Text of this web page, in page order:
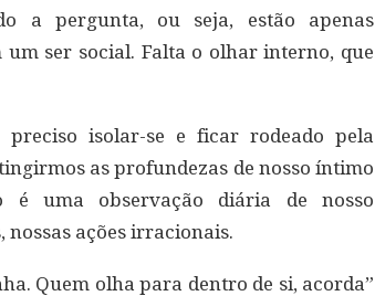
a pergunta, ou seja, estão apenas
ser social. Falta o olhar interno, que
isolar-se e ficar rodeado pela
as profundezas de nosso íntimo
é uma observação diária de nosso
nossas ações irracionais.
Quem olha para dentro de si, acorda”